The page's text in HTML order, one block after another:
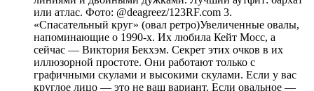
или атлас. Фото: @deagreez/123RF.com 3.
«Спасательный круг» (овал ретро)Увеличенные овалы,
напоминающие о 1990-х. Их любила Кейт Мосс, а
сейчас — Виктория Бекхэм. Секрет этих очков в их
иллюзорной простоте. Они работают только с
графичными скулами и высокими скулами. Если у вас
круглое лицо — это не ваш вариант. Если овальное —